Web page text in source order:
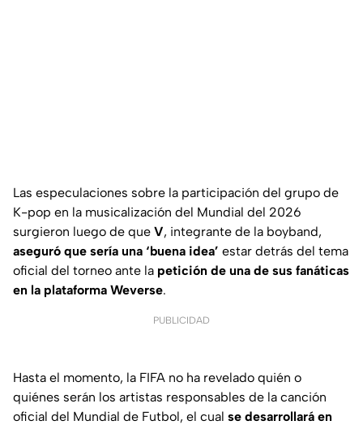
Las especulaciones sobre la participación del grupo de
K-pop en la musicalización del Mundial del 2026
surgieron luego de que V, integrante de la boyband,
aseguró que sería una ‘buena idea’ estar detrás del tema
oficial del torneo ante la petición de una de sus fanáticas
en la plataforma Weverse.
PUBLICIDAD
Hasta el momento, la FIFA no ha revelado quién o
quiénes serán los artistas responsables de la canción
oficial del Mundial de Futbol, el cual se desarrollará en